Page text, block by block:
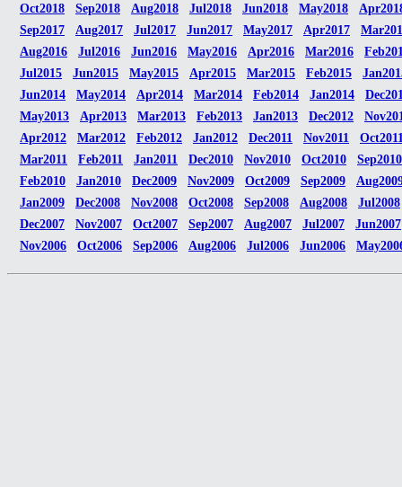
Oct2018
Sep2018 Aug2018 Jul2018 Jun2018 May2018
Sep2017
Aug2017 Jul2017 Jun2017 May2017 Apr2017
Aug2016
Jul2016 Jun2016 May2016 Apr2016 Mar2016
Jul2015
Jun2015 May2015 Apr2015 Mar2015 Feb2015
Jun2014
May2014 Apr2014 Mar2014 Feb2014 Jan2014
May2013
Apr2013 Mar2013 Feb2013 Jan2013 Dec2012
Apr2012
Mar2012 Feb2012 Jan2012 Dec2011 Nov2011
Mar2011
Feb2011 Jan2011 Dec2010 Nov2010 Oct2010
Sep2010
Feb2010
Jan2010 Dec2009 Nov2009 Oct2009 Sep2009
Jan2009
Dec2008 Nov2008 Oct2008 Sep2008 Aug2008
Jul2008
Dec2007
Nov2007 Oct2007 Sep2007 Aug2007 Jul2007
Jun2007
Nov2006
Oct2006 Sep2006 Aug2006 Jul2006 Jun2006